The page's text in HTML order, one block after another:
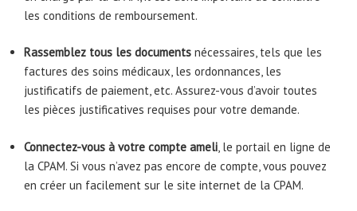
les conditions de remboursement.
Rassemblez tous les documents nécessaires, tels que les
factures des soins médicaux, les ordonnances, les
justificatifs de paiement, etc. Assurez-vous d’avoir toutes
les pièces justificatives requises pour votre demande.
Connectez-vous à votre compte ameli, le portail en ligne de
la CPAM. Si vous n’avez pas encore de compte, vous pouvez
en créer un facilement sur le site internet de la CPAM.